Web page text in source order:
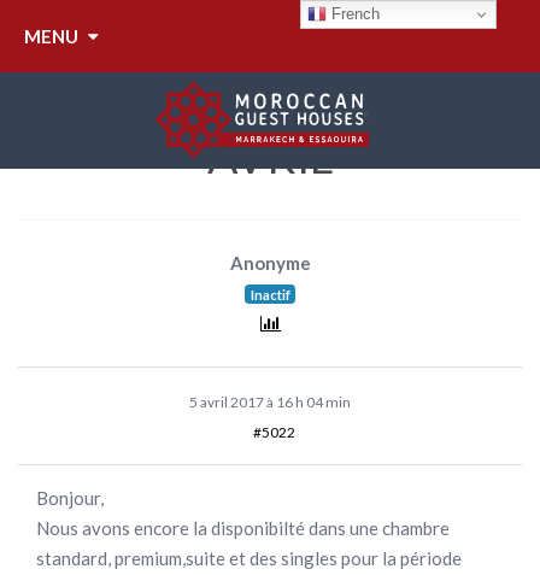
MENU
RÉPONDRE À :
DISPONIBILITÉS
SEMAINE DU 17 AU 23
AVRIL
Anonyme
Inactif
5 avril 2017 à 16 h 04 min
#5022
Bonjour,
Nous avons encore la disponibilté dans une chambre
standard, premium,suite et des singles pour la période
French